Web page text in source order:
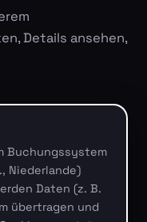
Details ansehen,
Buchungssystem
Niederlande)
Daten (z. B.
übertragen und